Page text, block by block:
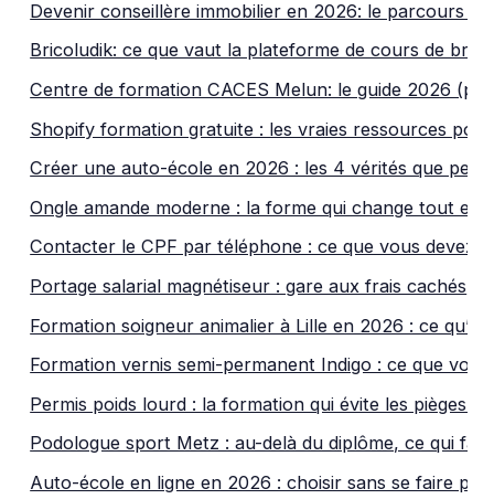
Devenir conseillère immobilier en 2026: le parcours
Bricoludik: ce que vaut la plateforme de cours de
Centre de formation CACES Melun: le guide 2026
Shopify formation gratuite : les vraies ressources
Créer une auto-école en 2026 : les 4 vérités que
Ongle amande moderne : la forme qui change tout en
Contacter le CPF par téléphone : ce que vous devez
Portage salarial magnétiseur : gare aux frais cachés
Formation soigneur animalier à Lille en 2026 : ce qu’il
Formation vernis semi-permanent Indigo : ce que
Permis poids lourd : la formation qui évite les pièges
Podologue sport Metz : au-delà du diplôme, ce qui
Auto-école en ligne en 2026 : choisir sans se faire